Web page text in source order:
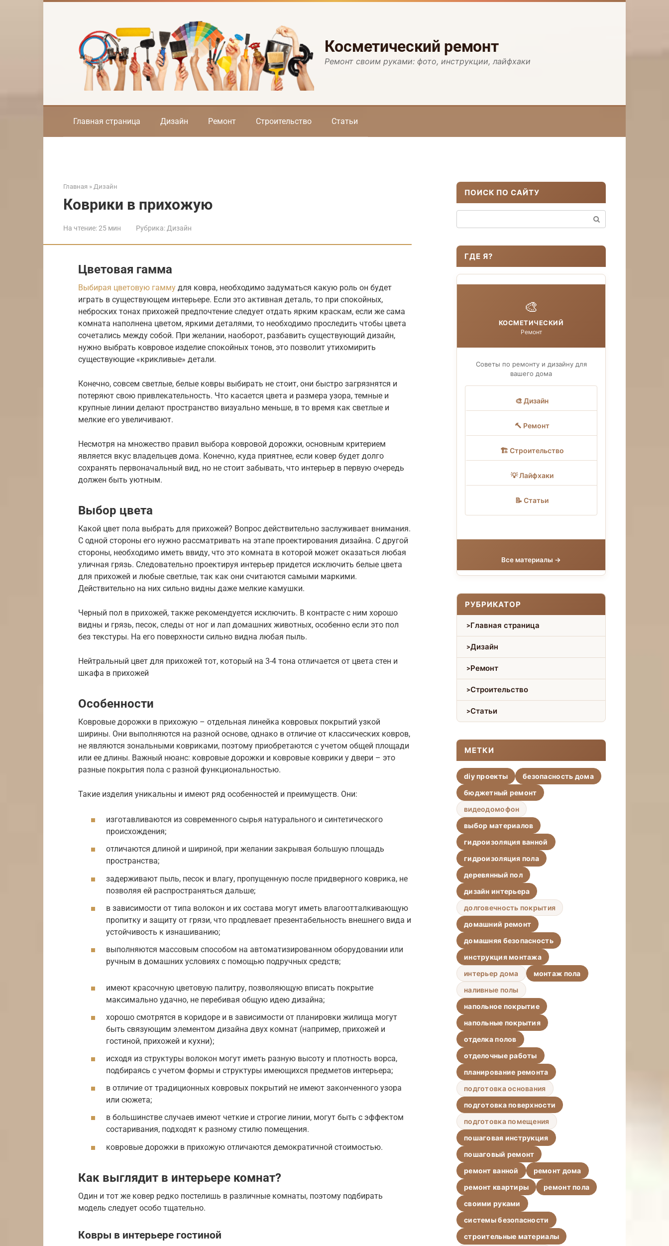
Косметический ремонт
Ремонт своим руками: фото, инструкции, лайфхаки
Главная страница Дизайн Ремонт Строительство Статьи
Главная » Дизайн
Коврики в прихожую
На чтение:25 мин Рубрика: Дизайн
Цветовая гамма
Выбирая цветовую гамму для ковра, необходимо задуматься какую роль он будет
играть в существующем интерьере. Если это активная деталь, то при спокойных,
неброских тонах прихожей предпочтение следует отдать ярким краскам, если же сама
комната наполнена цветом, яркими деталями, то необходимо проследить чтобы цвета
сочетались между собой. При желании, наоборот, разбавить существующий дизайн,
нужно выбрать ковровое изделие спокойных тонов, это позволит утихомирить
существующие «крикливые» детали.
Конечно, совсем светлые, белые ковры выбирать не стоит, они быстро загрязнятся и
потеряют свою привлекательность. Что касается цвета и размера узора, темные и
крупные линии делают пространство визуально меньше, в то время как светлые и
мелкие его увеличивают.
Несмотря на множество правил выбора ковровой дорожки, основным критерием
является вкус владельцев дома. Конечно, куда приятнее, если ковер будет долго
сохранять первоначальный вид, но не стоит забывать, что интерьер в первую очередь
должен быть уютным.
Выбор цвета
Какой цвет пола выбрать для прихожей? Вопрос действительно заслуживает внимания.
С одной стороны его нужно рассматривать на этапе проектирования дизайна. С другой
стороны, необходимо иметь ввиду, что это комната в которой может оказаться любая
уличная грязь. Следовательно проектируя интерьер придется исключить белые цвета
для прихожей и любые светлые, так как они считаются самыми маркими.
Действительно на них сильно видны даже мелкие камушки.
Черный пол в прихожей, также рекомендуется исключить. В контрасте с ним хорошо
видны и грязь, песок, следы от ног и лап домашних животных, особенно если это пол
без текстуры. На его поверхности сильно видна любая пыль.
Нейтральный цвет для прихожей тот, который на 3-4 тона отличается от цвета стен и
шкафа в прихожей
Особенности
Ковровые дорожки в прихожую – отдельная линейка ковровых покрытий узкой
ширины. Они выполняются на разной основе, однако в отличие от классических ковров,
не являются зональными ковриками, поэтому приобретаются с учетом общей площади
или ее длины. Важный нюанс: ковровые дорожки и ковровые коврики у двери – это
разные покрытия пола с разной функциональностью.
Такие изделия уникальны и имеют ряд особенностей и преимуществ. Они:
изготавливаются из современного сырья натурального и синтетического
происхождения;
отличаются длиной и шириной, при желании закрывая большую площадь
пространства;
задерживают пыль, песок и влагу, пропущенную после придверного коврика, не
позволяя ей распространяться дальше;
в зависимости от типа волокон и их состава могут иметь влагоотталкивающую
пропитку и защиту от грязи, что продлевает презентабельность внешнего вида и
устойчивость к изнашиванию;
выполняются массовым способом на автоматизированном оборудовании или
ручным в домашних условиях с помощью подручных средств;
имеют красочную цветовую палитру, позволяющую вписать покрытие
максимально удачно, не перебивая общую идею дизайна;
хорошо смотрятся в коридоре и в зависимости от планировки жилища могут
быть связующим элементом дизайна двух комнат (например, прихожей и
гостиной, прихожей и кухни);
исходя из структуры волокон могут иметь разную высоту и плотность ворса,
подбираясь с учетом формы и структуры имеющихся предметов интерьера;
в отличие от традиционных ковровых покрытий не имеют законченного узора
или сюжета;
в большинстве случаев имеют четкие и строгие линии, могут быть с эффектом
состаривания, подходят к разному стилю помещения.
ковровые дорожки в прихожую отличаются демократичной стоимостью.
Как выглядит в интерьере комнат?
Один и тот же ковер редко постелишь в различные комнаты, поэтому подбирать
модель следует особо тщательно.
Ковры в интерьере гостиной
ПОИСК ПО САЙТУ
ГДЕ Я?
🎨
КОСМЕТИЧЕСКИЙ
Ремонт
Советы по ремонту и дизайну для
вашего дома
🎨 Дизайн
🔨 Ремонт
🏗 Строительство
💡 Лайфхаки
📝 Статьи
Все материалы →
РУБРИКАТОР
Главная страница
Дизайн
Ремонт
Строительство
Статьи
МЕТКИ
diy проекты
безопасность дома
бюджетный ремонт
видеодомофон
выбор материалов
гидроизоляция ванной
гидроизоляция пола
деревянный пол
дизайн интерьера
долговечность покрытия
домашний ремонт
домашняя безопасность
инструкция монтажа
интерьер дома
монтаж пола
наливные полы
напольное покрытие
напольные покрытия
отделка полов
отделочные работы
планирование ремонта
подготовка основания
подготовка поверхности
подготовка помещения
пошаговая инструкция
пошаговый ремонт
ремонт ванной
ремонт дома
ремонт квартиры
ремонт пола
своими руками
системы безопасности
строительные материалы